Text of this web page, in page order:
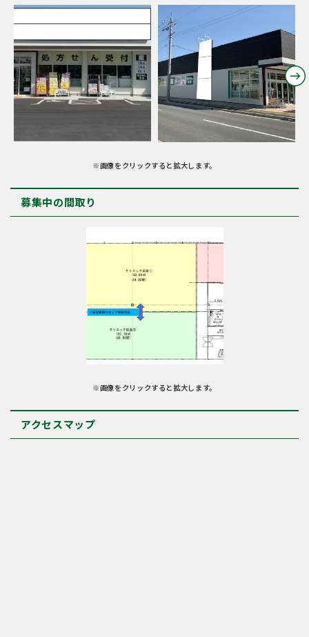
※画像をクリックすると拡大します。
募集中の間取り
※画像をクリックすると拡大します。
アクセスマップ